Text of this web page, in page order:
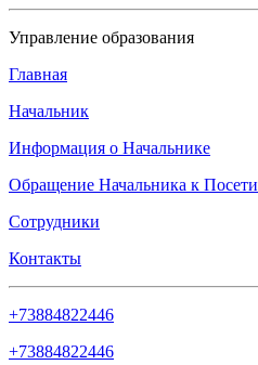
Управление образования
Главная
Начальник
Информация о Начальнике
Обращение Начальника к
Сотрудники
Контакты
+73884822446
+73884822446